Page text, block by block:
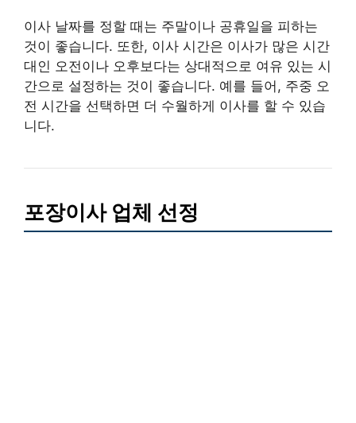
이사 날짜를 정할 때는 주말이나 공휴일을 피하는
것이 좋습니다. 또한, 이사 시간은 이사가 많은 시간
대인 오전이나 오후보다는 상대적으로 여유 있는 시
간으로 설정하는 것이 좋습니다. 예를 들어, 주중 오
전 시간을 선택하면 더 수월하게 이사를 할 수 있습
니다.
포장이사 업체 선정